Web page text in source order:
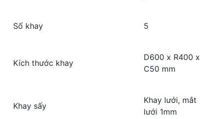
Số khay 5
Kích thước khay
D600 x R400 x
C50 mm
Khay sấy
Khay lưới, mắt
lưới 1mm